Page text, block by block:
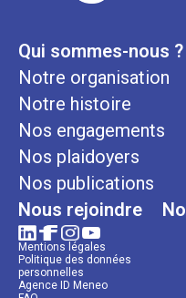
Qui sommes-nous ?
Notre organisation
Notre histoire
Nos engagements
Nos plaidoyers
Nos publications
Nous rejoindre
Mentions légales
Politique des données
personnelles
Agence ID Meneo